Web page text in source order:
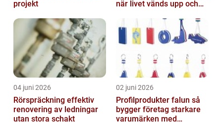
projekt
när livet vänds upp och
04 juni 2026
Rörspräckning effektiv
renovering av ledningar
utan stora schakt
02 juni 2026
Profilprodukter falun så
bygger företag starkare
varumärken med